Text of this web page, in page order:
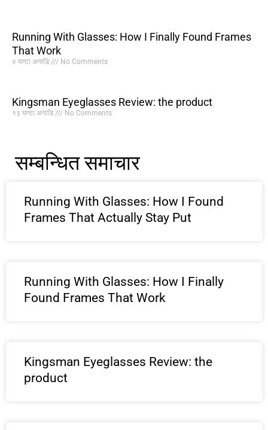
Running With Glasses: How I Finally Found Frames
That Work
४ घण्टा अगाडि No Comments
Kingsman Eyeglasses Review: the product
१३ घण्टा अगाडि No Comments
सम्बन्धित समाचार
Running With Glasses: How I Found
Frames That Actually Stay Put
Running With Glasses: How I Finally
Found Frames That Work
Kingsman Eyeglasses Review: the
product